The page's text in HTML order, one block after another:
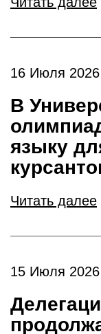
16 Июля 2026
В
языку
Читать далее
15 Июля 2026